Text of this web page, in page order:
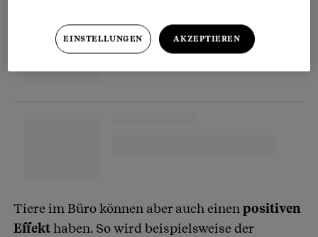
Tiere im Büro können aber auch einenpositiven
Effekthaben. So wird beispielsweise der
EINSTELLUNGEN AKZEPTIEREN